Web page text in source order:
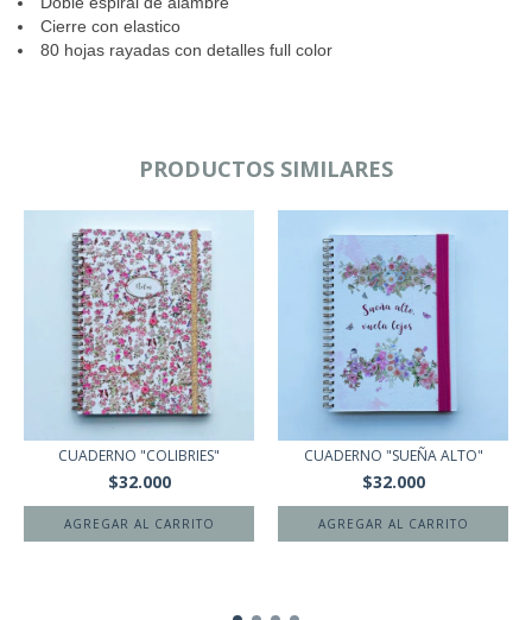
Cierre con elastico
80 hojas rayadas con detalles full color
PRODUCTOS SIMILARES
CUADERNO "COLIBRIES"
$32.000
AGREGAR AL CARRITO
CUADERNO "SUEÑA ALTO"
$32.000
AGREGAR AL CARRITO